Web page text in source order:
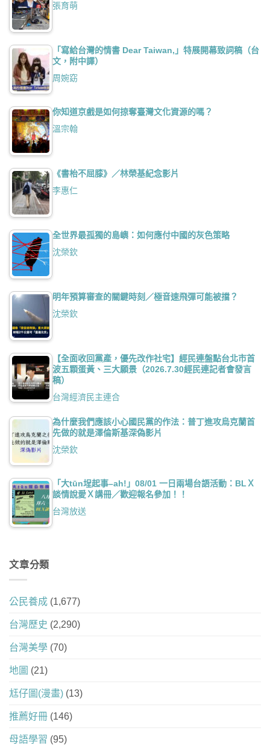
張育萌
「寫給台灣的情書 Dear Taiwan,」特展開幕致詞稿（台
文，附中譯）
周婉窈
你知道京戲是如何掠奪臺灣文化資源的嗎？
溫宗翰
《書枱不屈膝》／林榮基紀念影片
李惠仁
全世界最孤獨的島嶼：如何應付中國的灰色策略
沈榮欽
明年預算審查的關鍵時刻／極音速飛彈可能被擋？
沈榮欽
【全面收回黨產，優先改作社宅】經民連盤點台北市首
波五顆蛋黃、三大願景（2026.7.30經民連記者會發言
稿）
台灣經濟民主連合
為什麼我們應該小心國民黨的作法：普丁進攻烏克蘭首
先做的就是澤倫斯基深偽影片
沈榮欽
「大tūn埕起事–ah!」08/01 一日兩場台語活動：BLＸ
談情說愛Ｘ講冊／歡迎報名參加！！
台灣放送
文章分類
公民養成 (1,677)
台灣歷史 (2,290)
台灣美學 (70)
地圖 (21)
尪仔圖(漫畫) (13)
推薦好冊 (146)
母語學習 (95)